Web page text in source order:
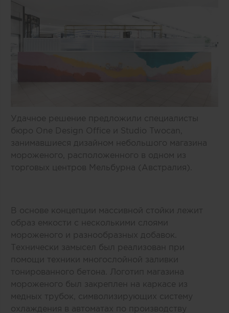
Удачное решение предложили специалисты
бюро One Design Office и Studio Twocan,
занимавшиеся дизайном небольшого магазина
мороженого, расположенного в одном из
торговых центров Мельбурна (Австралия).
В основе концепции массивной стойки лежит
образ емкости с несколькими слоями
мороженого и разнообразных добавок.
Технически замысел был реализован при
помощи техники многослойной заливки
тонированного бетона. Логотип магазина
мороженого был закреплен на каркасе из
медных трубок, символизирующих систему
охлаждения в автоматах по производству